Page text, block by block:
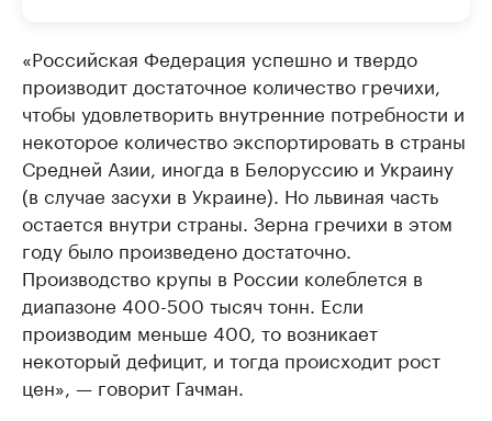
«Российская Федерация успешно и твердо
производит достаточное количество гречихи,
чтобы удовлетворить внутренние потребности и
некоторое количество экспортировать в страны
Средней Азии, иногда в Белоруссию и Украину
(в случае засухи в Украине). Но львиная часть
остается внутри страны. Зерна гречихи в этом
году было произведено достаточно.
Производство крупы в России колеблется в
диапазоне 400-500 тысяч тонн. Если
производим меньше 400, то возникает
некоторый дефицит, и тогда происходит рост
цен», — говорит Гачман.